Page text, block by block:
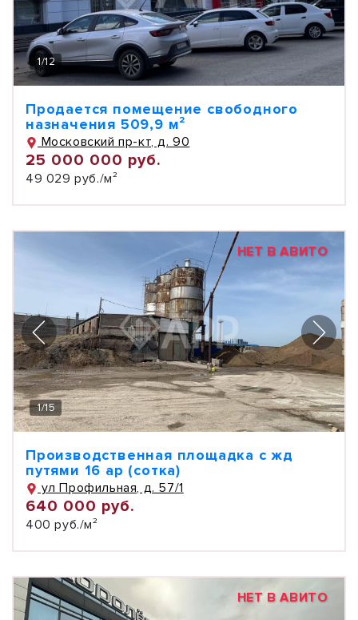
1/12
Продается помещение свободного
назначения 509,9 м²
Московский пр-кт, д. 90
25 000 000 руб.
49 029 руб./м²
НЕТ В АВИТО
1/15
Производственная площадка с жд
путями 16 ар (сотка)
ул Профильная, д. 57/1
640 000 руб.
400 руб./м²
НЕТ В АВИТО